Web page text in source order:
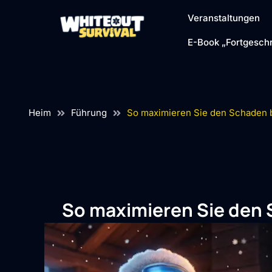
Veranstaltungen
E-Book
Heim Führung So maximieren Sie den Schaden
So maximieren Sie den